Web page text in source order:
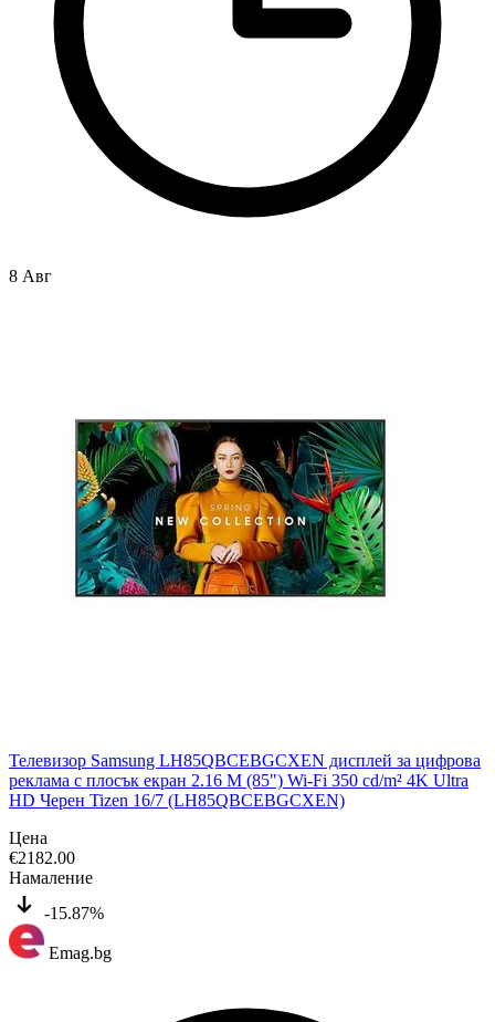
8 Авг
Телевизор Samsung LH85QBCEBGCXEN дисплей за цифрова
реклама с плосък екран 2.16 M (85") Wi-Fi 350 cd/m² 4K Ultra
HD Черен Tizen 16/7 (LH85QBCEBGCXEN)
Цена
€2182.00
Намаление
-15.87%
Emag.bg